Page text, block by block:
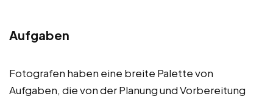
Aufgaben
Fotografen haben eine breite Palette von
Aufgaben, die von der Planung und Vorbereitung